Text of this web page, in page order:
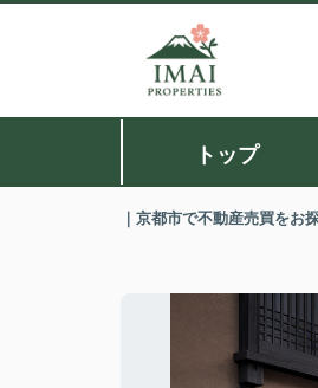
トップ
｜京都市で不動産売買をお